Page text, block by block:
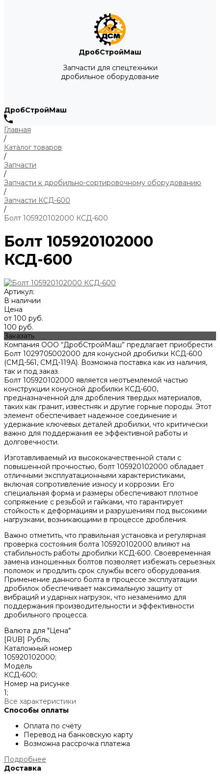
ДробСтройМаш
Запчасти для спецтехники
дробильное оборудование
ДробСтройМаш
Главная
/
Каталог товаров
/
Запчасти
/
Запчасти к дробильно-сортировочному оборудованию
/
Запчасти КСД-600
/
Болт 105920102000 КСД-600
Болт 105920102000
КСД-600
Артикул:
В наличии
Цена
от 100 руб.
100 руб.
Заказать
Компания ООО “ДробСтройМаш” предлагает приобрести
Болт 1029705002000 для конусной дробилки КСД-600
(СМД-561, СМД-119А). Возможна поставка как из наличия,
так и под заказ.
Болт 105920102000 является неотъемлемой частью
конструкции конусной дробилки КСД-600,
предназначенной для дробления твердых материалов,
таких как гранит, известняк и другие горные породы. Этот
элемент обеспечивает надежное соединение и
удержание ключевых деталей дробилки, что критически
важно для поддержания ее эффективной работы и
долговечности.
Изготавливаемый из высококачественной стали с
повышенной прочностью, болт 105920102000 обладает
отличными эксплуатационными характеристиками,
включая сопротивление износу и коррозии. Его
специальная форма и размеры обеспечивают плотное
сопряжение с резьбой и гайками, что гарантирует
стойкость к деформациям и разрушениям под высокими
нагрузками, возникающими в процессе дробления.
Важно отметить, что правильная установка и регулярная
проверка состояния болта 105920102000 влияют на
стабильность работы дробилки КСД-600. Своевременная
замена изношенных болтов позволяет избежать серьезных
поломок и продлить срок службы всего оборудования.
Применение данного болта в процессе эксплуатации
дробилок обеспечивает максимальную защиту от
вибраций и ударных нагрузок, что незаменимо для
поддержания производительности и эффективности
дробильного процесса.
Валюта для "Цена"
[RUB] Рубль;
Каталожный номер
105920102000;
Модель
КСД-600;
Номер на рисунке
1;
Все характеристики
Способы оплаты
Оплата по счёту
Перевод на банковскую карту
Возможна рассрочка платежа
Подробнее
Доставка